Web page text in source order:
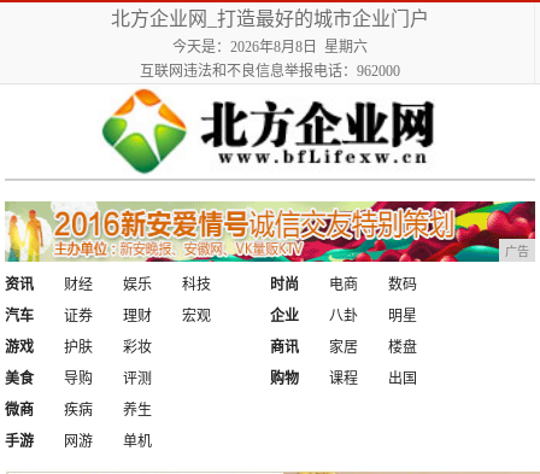
北方企业网_打造最好的城市企业门户
今天是：2026年8月8日 星期六
互联网违法和不良信息举报电话：962000
广告
资讯 财经 娱乐
科技
汽车
证券 理财 宏观
时尚 电商
数码
企业
八卦
明星
游戏
护肤
彩妆
美食
导购 评测
商讯 家居
楼盘
购物
课程
出国
微商
疾病
养生
手游
网游 单机